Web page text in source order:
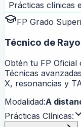
Prácticas clínicas
FP Grado
Técnico de
Obtén tu FP
Técnicas
X, resonancias y
Modalidad:A
Prácticas Clínicas: